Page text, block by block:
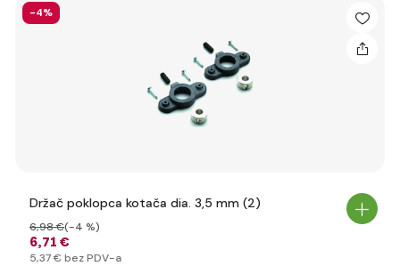
-4%
Držač poklopca kotača dia. 3,5 mm (2)
6,71 €
6,98 €(-4 %)
5,37 € bez PDV-a